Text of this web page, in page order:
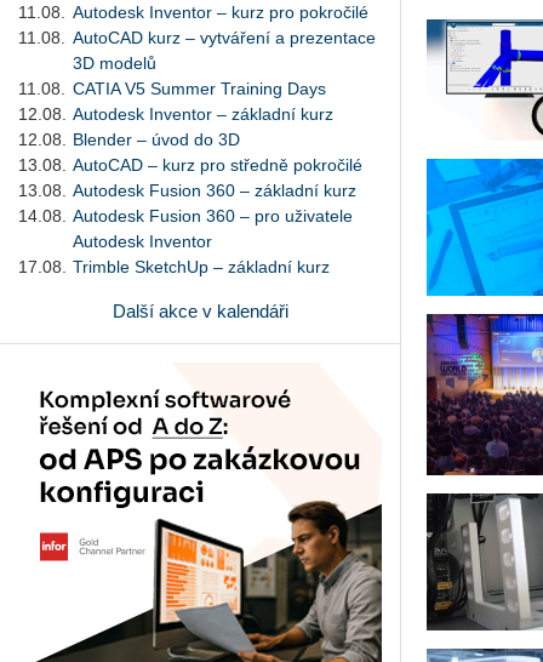
11.08.
Autodesk Inventor – kurz pro pokročilé
11.08.
AutoCAD kurz – vytváření a prezentace
3D modelů
11.08.
CATIA V5 Summer Training Days
12.08.
Autodesk Inventor – základní kurz
12.08.
Blender – úvod do 3D
13.08.
AutoCAD – kurz pro středně pokročilé
13.08.
Autodesk Fusion 360 – základní kurz
14.08.
Autodesk Fusion 360 – pro uživatele
Autodesk Inventor
17.08.
Trimble SketchUp – základní kurz
Další akce v kalendáři